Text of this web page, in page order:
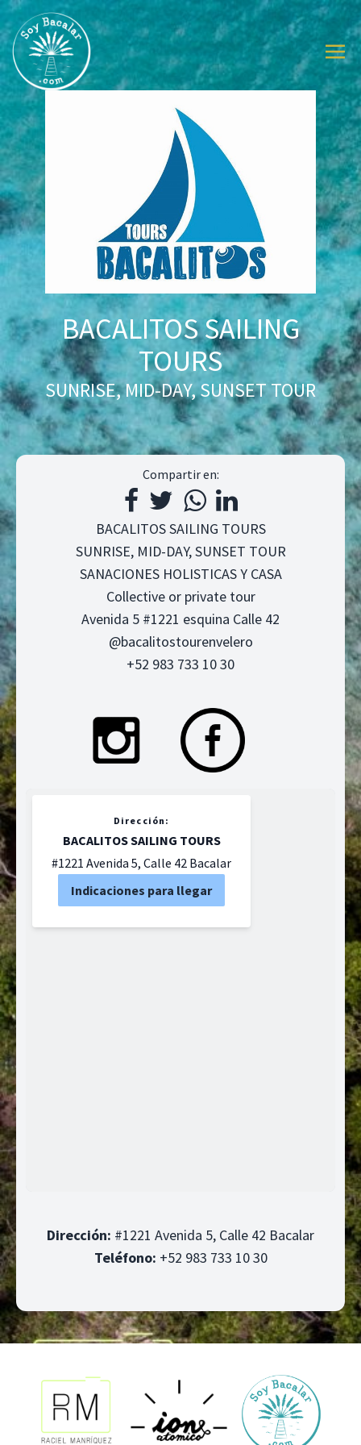
BACALITOS SAILING
TOURS
SUNRISE, MID-DAY, SUNSET TOUR
Compartir en:
BACALITOS SAILING TOURS
SUNRISE, MID-DAY, SUNSET TOUR
SANACIONES HOLISTICAS Y CASA
Collective or private tour
Avenida 5 #1221 esquina Calle 42
@bacalitostourenvelero
+52 983 733 10 30
Dirección:
BACALITOS SAILING TOURS
#1221 Avenida 5, Calle 42 Bacalar
Indicaciones para llegar
Dirección: #1221 Avenida 5, Calle 42 Bacalar
Teléfono: +52 983 733 10 30